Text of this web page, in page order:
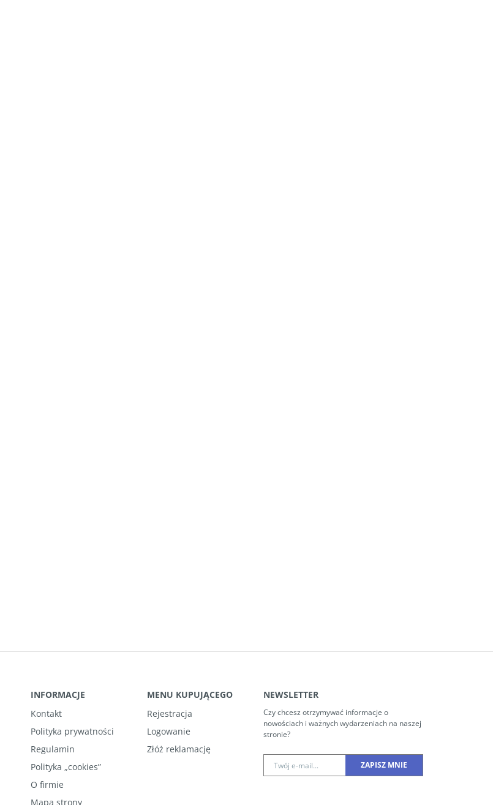
INFORMACJE
Kontakt
Polityka prywatności
Regulamin
Polityka „cookies”
O firmie
Mapa strony
MENU KUPUJĄCEGO
Rejestracja
Logowanie
Złóż reklamację
NEWSLETTER
Czy chcesz otrzymywać informacje o
nowościach i ważnych wydarzeniach na naszej
stronie?